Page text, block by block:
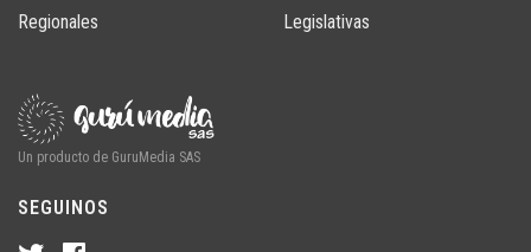
Regionales
Legislativas
Un producto de GuruMedia SAS
SEGUINOS